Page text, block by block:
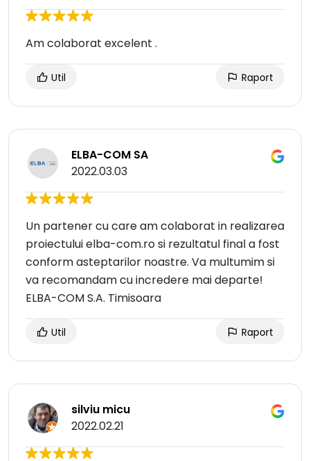
Am colaborat excelent .
Util Raport
ELBA-COM SA
2022.03.03
Un partener cu care am colaborat in realizarea
proiectului elba-com.ro si rezultatul final a fost
conform asteptarilor noastre. Va multumim si
va recomandam cu incredere mai departe!
ELBA-COM S.A. Timisoara
Util Raport
silviu micu
2022.02.21